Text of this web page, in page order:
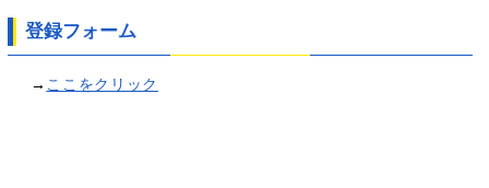
登録フォーム
→ ここをクリック